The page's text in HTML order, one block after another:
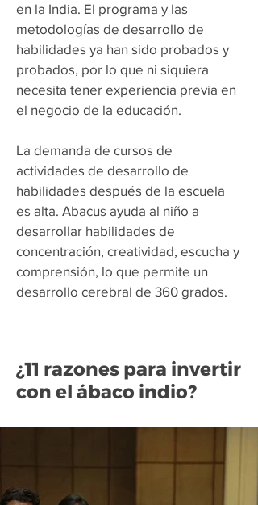
en la India. El programa y las
metodologías de desarrollo de
habilidades ya han sido probados y
probados, por lo que ni siquiera
necesita tener experiencia previa en
el negocio de la educación.
La demanda de cursos de
actividades de desarrollo de
habilidades después de la escuela
es alta. Abacus ayuda al niño a
desarrollar habilidades de
concentración, creatividad, escucha y
comprensión, lo que permite un
desarrollo cerebral de 360 grados.
¿11 razones para invertir
con el ábaco indio?